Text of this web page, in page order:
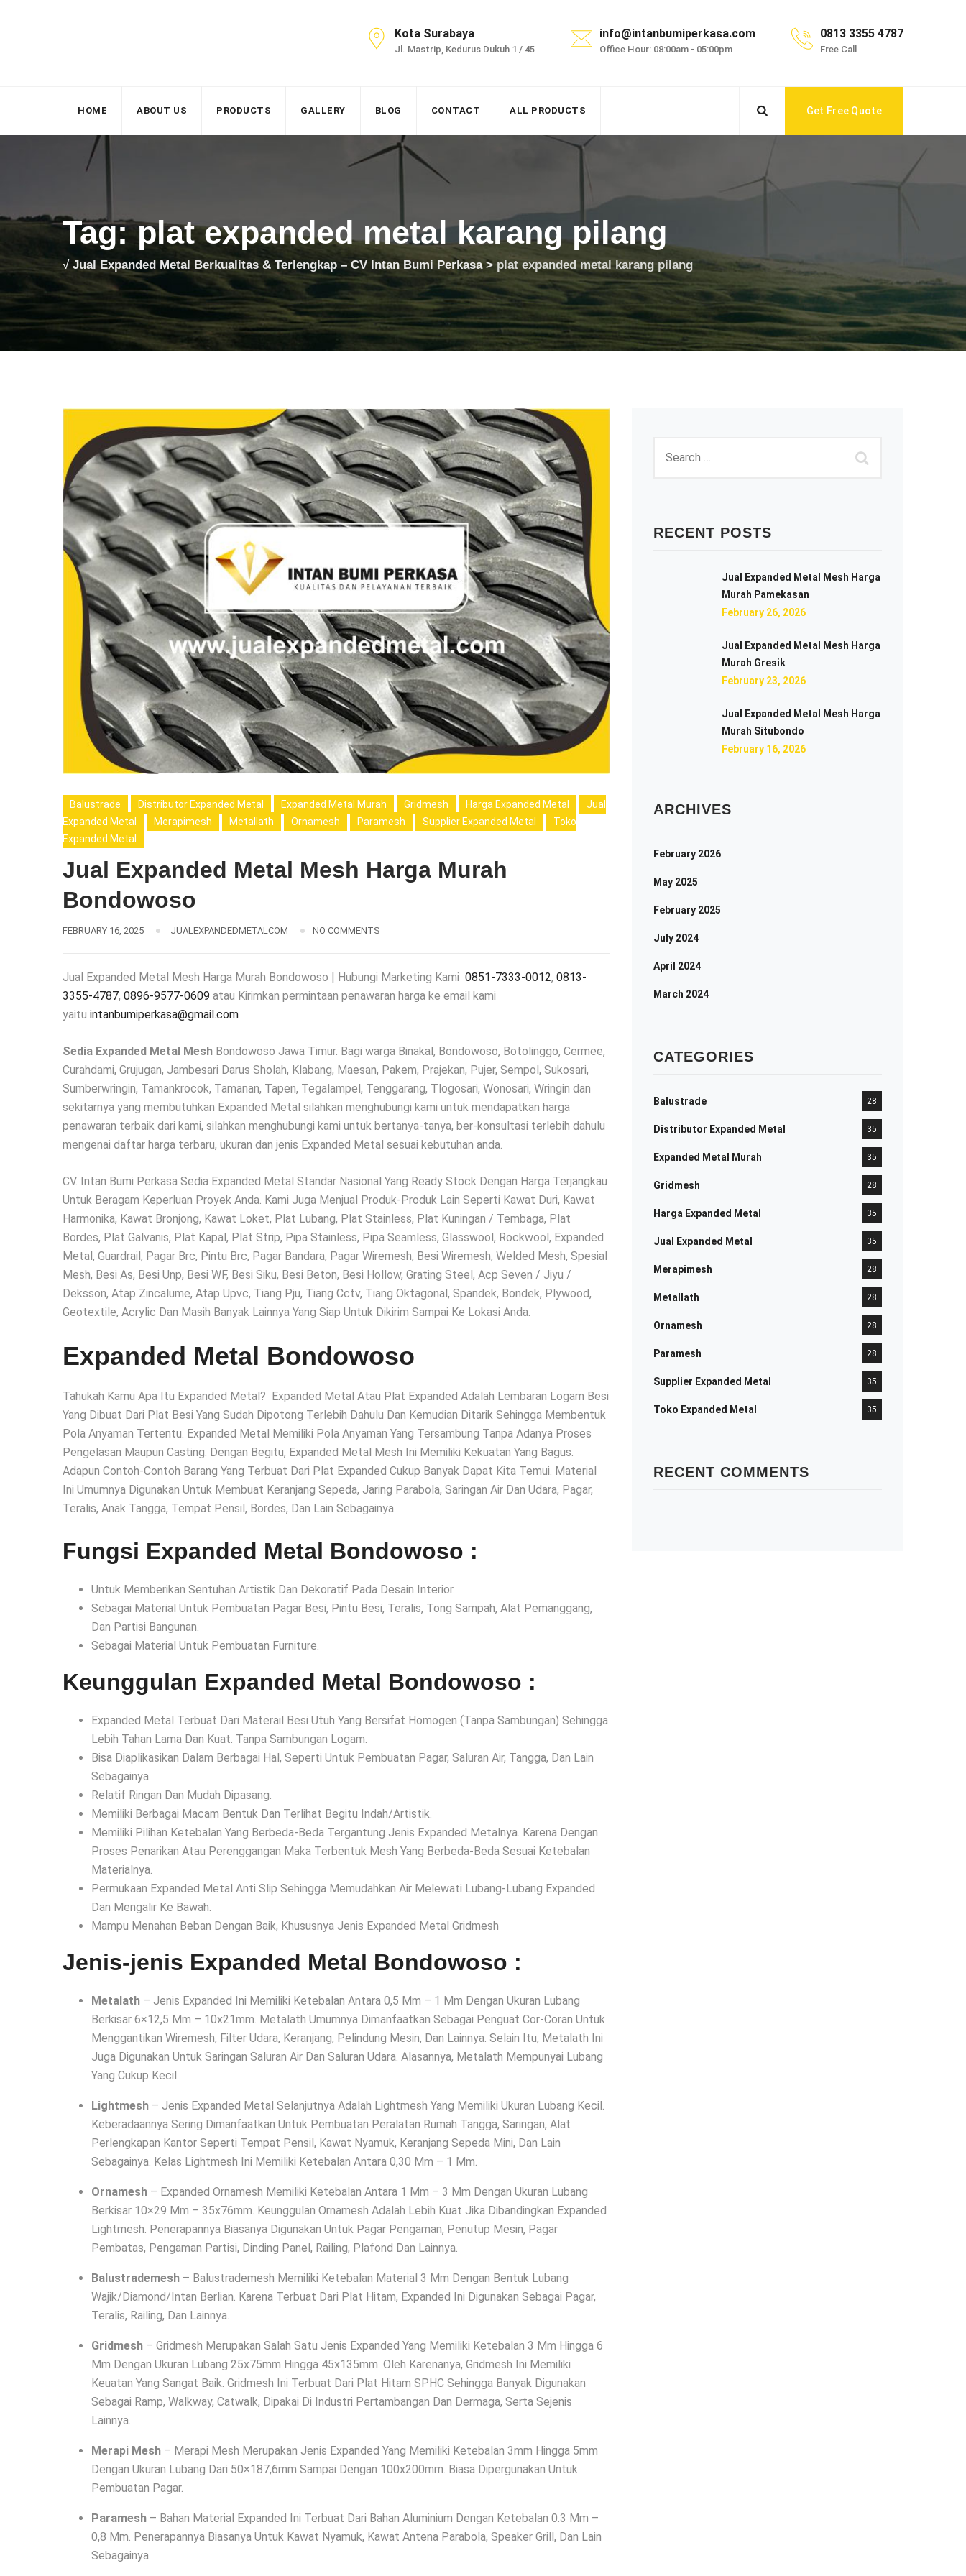
Kota Surabaya
Jl. Mastrip, Kedurus Dukuh 1 / 45
info@intanbumiperkasa.com
Office Hour: 08:00am - 05:00pm
0813 3355 4787
Free Call
HOME ABOUT US PRODUCTS GALLERY BLOG CONTACT ALL PRODUCTS Get Free Quote
Tag: plat expanded metal karang pilang
√ Jual Expanded Metal Berkualitas & Terlengkap – CV Intan Bumi Perkasa> plat expanded metal karang pilang
Balustrade Distributor Expanded Metal Expanded Metal Murah Gridmesh Harga Expanded Metal
Jual
Expanded Metal
Merapimesh Metallath Ornamesh Paramesh Supplier Expanded Metal
Toko
Expanded Metal
Jual Expanded Metal Mesh Harga Murah
Bondowoso
FEBRUARY 16, 2025 JUALEXPANDEDMETALCOM NO COMMENTS
Jual Expanded Metal Mesh Harga Murah Bondowoso | Hubungi Marketing Kami 0851-7333-0012, 0813-
3355-4787, 0896-9577-0609 atau Kirimkan permintaan penawaran harga ke email kami
yaitu intanbumiperkasa@gmail.com
Sedia Expanded Metal Mesh Bondowoso Jawa Timur. Bagi warga Binakal, Bondowoso, Botolinggo, Cermee,
Curahdami, Grujugan, Jambesari Darus Sholah, Klabang, Maesan, Pakem, Prajekan, Pujer, Sempol, Sukosari,
Sumberwringin, Tamankrocok, Tamanan, Tapen, Tegalampel, Tenggarang, Tlogosari, Wonosari, Wringin dan
sekitarnya yang membutuhkan Expanded Metal silahkan menghubungi kami untuk mendapatkan harga
penawaran terbaik dari kami, silahkan menghubungi kami untuk bertanya-tanya, ber-konsultasi terlebih dahulu
mengenai daftar harga terbaru, ukuran dan jenis Expanded Metal sesuai kebutuhan anda.
CV. Intan Bumi Perkasa Sedia Expanded Metal Standar Nasional Yang Ready Stock Dengan Harga Terjangkau
Untuk Beragam Keperluan Proyek Anda. Kami Juga Menjual Produk-Produk Lain Seperti Kawat Duri, Kawat
Harmonika, Kawat Bronjong, Kawat Loket, Plat Lubang, Plat Stainless, Plat Kuningan / Tembaga, Plat
Bordes, Plat Galvanis, Plat Kapal, Plat Strip, Pipa Stainless, Pipa Seamless, Glasswool, Rockwool, Expanded
Metal, Guardrail, Pagar Brc, Pintu Brc, Pagar Bandara, Pagar Wiremesh, Besi Wiremesh, Welded Mesh, Spesial
Mesh, Besi As, Besi Unp, Besi WF, Besi Siku, Besi Beton, Besi Hollow, Grating Steel, Acp Seven / Jiyu /
Deksson, Atap Zincalume, Atap Upvc, Tiang Pju, Tiang Cctv, Tiang Oktagonal, Spandek, Bondek, Plywood,
Geotextile, Acrylic Dan Masih Banyak Lainnya Yang Siap Untuk Dikirim Sampai Ke Lokasi Anda.
Expanded Metal Bondowoso
Tahukah Kamu Apa Itu Expanded Metal? Expanded Metal Atau Plat Expanded Adalah Lembaran Logam Besi
Yang Dibuat Dari Plat Besi Yang Sudah Dipotong Terlebih Dahulu Dan Kemudian Ditarik Sehingga Membentuk
Pola Anyaman Tertentu. Expanded Metal Memiliki Pola Anyaman Yang Tersambung Tanpa Adanya Proses
Pengelasan Maupun Casting. Dengan Begitu, Expanded Metal Mesh Ini Memiliki Kekuatan Yang Bagus.
Adapun Contoh-Contoh Barang Yang Terbuat Dari Plat Expanded Cukup Banyak Dapat Kita Temui. Material
Ini Umumnya Digunakan Untuk Membuat Keranjang Sepeda, Jaring Parabola, Saringan Air Dan Udara, Pagar,
Teralis, Anak Tangga, Tempat Pensil, Bordes, Dan Lain Sebagainya.
Fungsi Expanded Metal Bondowoso :
Untuk Memberikan Sentuhan Artistik Dan Dekoratif Pada Desain Interior.
Sebagai Material Untuk Pembuatan Pagar Besi, Pintu Besi, Teralis, Tong Sampah, Alat Pemanggang,
Dan Partisi Bangunan.
Sebagai Material Untuk Pembuatan Furniture.
Keunggulan Expanded Metal Bondowoso :
Expanded Metal Terbuat Dari Materail Besi Utuh Yang Bersifat Homogen (Tanpa Sambungan) Sehingga
Lebih Tahan Lama Dan Kuat. Tanpa Sambungan Logam.
Bisa Diaplikasikan Dalam Berbagai Hal, Seperti Untuk Pembuatan Pagar, Saluran Air, Tangga, Dan Lain
Sebagainya.
Relatif Ringan Dan Mudah Dipasang.
Memiliki Berbagai Macam Bentuk Dan Terlihat Begitu Indah/Artistik.
Memiliki Pilihan Ketebalan Yang Berbeda-Beda Tergantung Jenis Expanded Metalnya. Karena Dengan
Proses Penarikan Atau Perenggangan Maka Terbentuk Mesh Yang Berbeda-Beda Sesuai Ketebalan
Materialnya.
Permukaan Expanded Metal Anti Slip Sehingga Memudahkan Air Melewati Lubang-Lubang Expanded
Dan Mengalir Ke Bawah.
Mampu Menahan Beban Dengan Baik, Khususnya Jenis Expanded Metal Gridmesh
Jenis-jenis Expanded Metal Bondowoso :
Metalath – Jenis Expanded Ini Memiliki Ketebalan Antara 0,5 Mm – 1 Mm Dengan Ukuran Lubang
Berkisar 6×12,5 Mm – 10x21mm. Metalath Umumnya Dimanfaatkan Sebagai Penguat Cor-Coran Untuk
Menggantikan Wiremesh, Filter Udara, Keranjang, Pelindung Mesin, Dan Lainnya. Selain Itu, Metalath Ini
Juga Digunakan Untuk Saringan Saluran Air Dan Saluran Udara. Alasannya, Metalath Mempunyai Lubang
Yang Cukup Kecil.
Lightmesh – Jenis Expanded Metal Selanjutnya Adalah Lightmesh Yang Memiliki Ukuran Lubang Kecil.
Keberadaannya Sering Dimanfaatkan Untuk Pembuatan Peralatan Rumah Tangga, Saringan, Alat
Perlengkapan Kantor Seperti Tempat Pensil, Kawat Nyamuk, Keranjang Sepeda Mini, Dan Lain
Sebagainya. Kelas Lightmesh Ini Memiliki Ketebalan Antara 0,30 Mm – 1 Mm.
Ornamesh – Expanded Ornamesh Memiliki Ketebalan Antara 1 Mm – 3 Mm Dengan Ukuran Lubang
Berkisar 10×29 Mm – 35x76mm. Keunggulan Ornamesh Adalah Lebih Kuat Jika Dibandingkan Expanded
Lightmesh. Penerapannya Biasanya Digunakan Untuk Pagar Pengaman, Penutup Mesin, Pagar
Pembatas, Pengaman Partisi, Dinding Panel, Railing, Plafond Dan Lainnya.
Balustrademesh – Balustrademesh Memiliki Ketebalan Material 3 Mm Dengan Bentuk Lubang
Wajik/Diamond/Intan Berlian. Karena Terbuat Dari Plat Hitam, Expanded Ini Digunakan Sebagai Pagar,
Teralis, Railing, Dan Lainnya.
Gridmesh – Gridmesh Merupakan Salah Satu Jenis Expanded Yang Memiliki Ketebalan 3 Mm Hingga 6
Mm Dengan Ukuran Lubang 25x75mm Hingga 45x135mm. Oleh Karenanya, Gridmesh Ini Memiliki
Keuatan Yang Sangat Baik. Gridmesh Ini Terbuat Dari Plat Hitam SPHC Sehingga Banyak Digunakan
Sebagai Ramp, Walkway, Catwalk, Dipakai Di Industri Pertambangan Dan Dermaga, Serta Sejenis
Lainnya.
Merapi Mesh – Merapi Mesh Merupakan Jenis Expanded Yang Memiliki Ketebalan 3mm Hingga 5mm
Dengan Ukuran Lubang Dari 50×187,6mm Sampai Dengan 100x200mm. Biasa Dipergunakan Untuk
Pembuatan Pagar.
Paramesh – Bahan Material Expanded Ini Terbuat Dari Bahan Aluminium Dengan Ketebalan 0.3 Mm –
0,8 Mm. Penerapannya Biasanya Untuk Kawat Nyamuk, Kawat Antena Parabola, Speaker Grill, Dan Lain
Sebagainya.
RECENT POSTS
Jual Expanded Metal Mesh Harga
Murah Pamekasan
February 26, 2026
Jual Expanded Metal Mesh Harga
Murah Gresik
February 23, 2026
Jual Expanded Metal Mesh Harga
Murah Situbondo
February 16, 2026
ARCHIVES
February 2026
May 2025
February 2025
July 2024
April 2024
March 2024
CATEGORIES
Balustrade 28
Distributor Expanded Metal 35
Expanded Metal Murah 35
Gridmesh 28
Harga Expanded Metal 35
Jual Expanded Metal 35
Merapimesh 28
Metallath 28
Ornamesh 28
Paramesh 28
Supplier Expanded Metal 35
Toko Expanded Metal 35
RECENT COMMENTS